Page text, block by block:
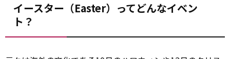
イースター（Easter）ってどんなイベン
ト？